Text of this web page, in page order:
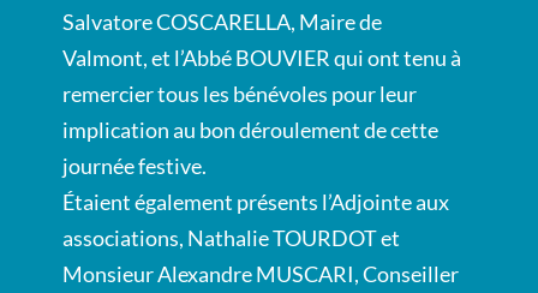
Salvatore COSCARELLA, Maire de
Valmont, et l’Abbé BOUVIER qui ont tenu à
remercier tous les bénévoles pour leur
implicationau bon déroulement de cette
journée festive.
Étaient également présents l’Adjointe aux
associations, Nathalie TOURDOT et
Monsieur Alexandre MUSCARI, Conseiller